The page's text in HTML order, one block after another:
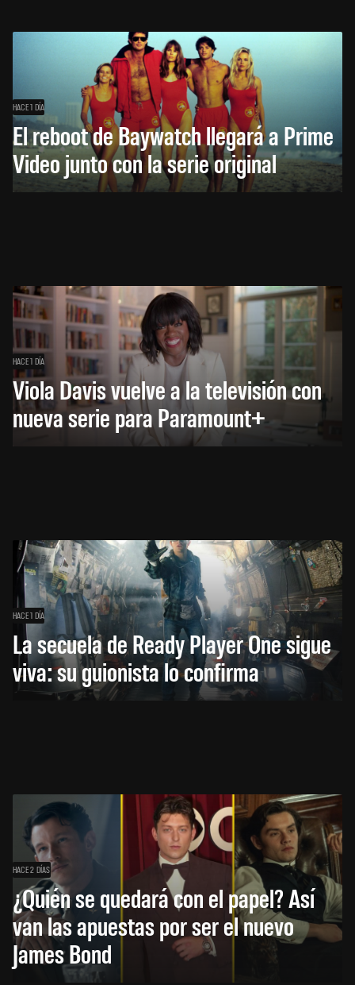
HACE 1 DÍA
El reboot de Baywatch llegará a Prime
Video junto con la serie original
HACE 1 DÍA
Viola Davis vuelve a la televisión con
nueva serie para Paramount+
HACE 1 DÍA
La secuela de Ready Player One sigue
viva: su guionista lo confirma
HACE 2 DÍAS
¿Quién se quedará con el papel? Así
van las apuestas por ser el nuevo
James Bond